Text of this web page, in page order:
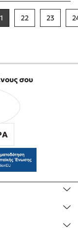
22 23
σου